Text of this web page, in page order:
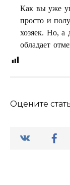
Как вы уже
просто и
хозяек. Но, а
обладает
Оцените